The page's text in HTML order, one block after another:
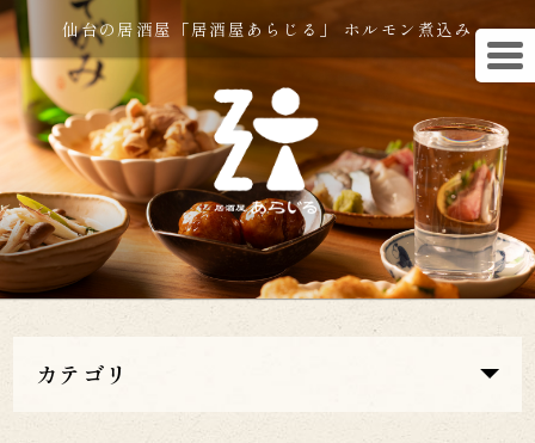
仙台の居酒屋「居酒屋あらじる」 ホルモン煮込み
カテゴリ